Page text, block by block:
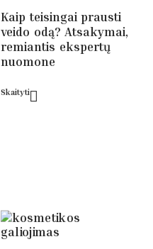
Kaip teisingai prausti
veido odą? Atsakymai,
remiantis ekspertų
nuomone
Skaityti